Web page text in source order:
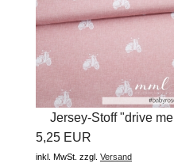
Jersey-Stoff "drive me
5,25 EUR
inkl. MwSt. zzgl. Versand